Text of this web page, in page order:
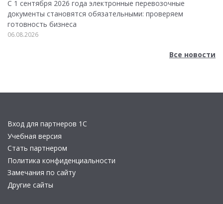
С 1 сентября 2026 года электронные перевозочные
документы становятся обязательными: проверяем
готовность бизнеса
06.08.2026
Все новости
Вход для партнеров 1С
Учебная версия
Стать партнером
Политика конфиденциальности
Замечания по сайту
Другие сайты